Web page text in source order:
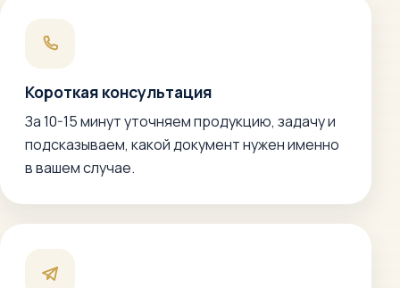
Короткая консультация
За 10-15 минут уточняем продукцию, задачу и
подсказываем, какой документ нужен именно
в вашем случае.